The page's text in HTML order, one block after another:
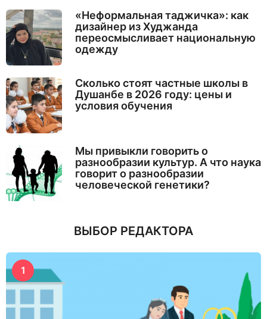
«Неформальная таджичка»: как
дизайнер из Худжанда
переосмысливает национальную
одежду
Сколько стоят частные школы в
Душанбе в 2026 году: цены и
условия обучения
Мы привыкли говорить о
разнообразии культур. А что наука
говорит о разнообразии
человеческой генетики?
ВЫБОР РЕДАКТОРА
1